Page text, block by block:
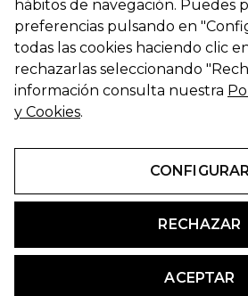
Copyright © 2026 Bharat
Accesibilidad
hábitos de navegación. Puedes
preferencias pulsando en
todas las cookies haciendo clic
rechazarlas seleccionando
información consulta nuestra
y Cookies.
CONFIGURAR
RECHAZAR
ACEPTAR